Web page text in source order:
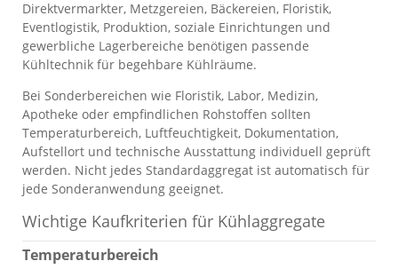
Direktvermarkter, Metzgereien, Bäckereien, Floristik,
Eventlogistik, Produktion, soziale Einrichtungen und
gewerbliche Lagerbereiche benötigen passende
Kühltechnik für begehbare Kühlräume.
Bei Sonderbereichen wie Floristik, Labor, Medizin,
Apotheke oder empfindlichen Rohstoffen sollten
Temperaturbereich, Luftfeuchtigkeit, Dokumentation,
Aufstellort und technische Ausstattung individuell geprüft
werden. Nicht jedes Standardaggregat ist automatisch für
jede Sonderanwendung geeignet.
Wichtige Kaufkriterien für Kühlaggregate
Temperaturbereich